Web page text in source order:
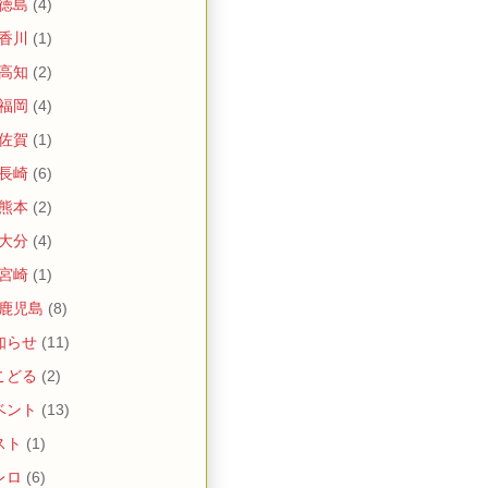
島 (4)
川
(1)
知 (2)
岡 (4)
賀 (1)
崎 (6)
本 (2)
分 (4)
崎 (1)
児島 (8)
らせ (11)
どる (2)
ント (13)
ト (1)
ロ (6)